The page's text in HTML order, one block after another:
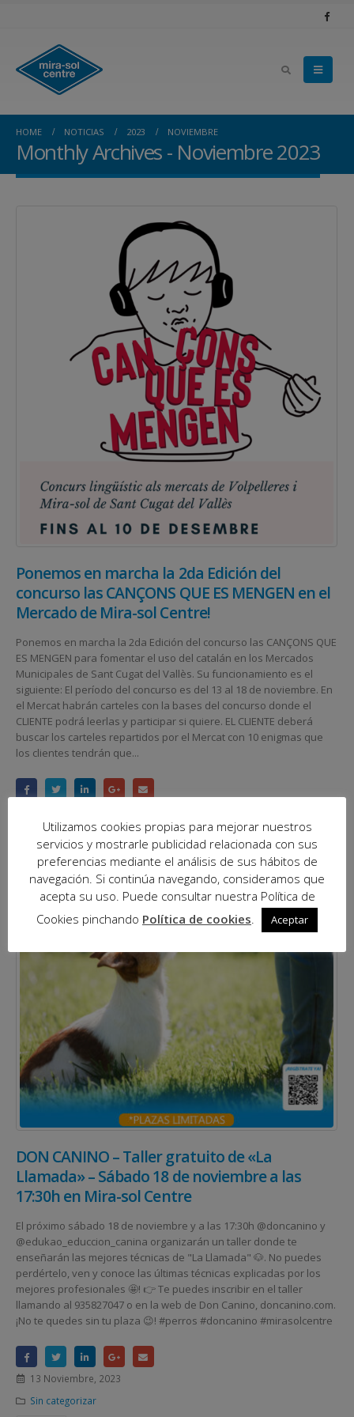
HOME NOTICIAS 2023 NOVIEMBRE
Monthly Archives - Noviembre 2023
Ponemos en marcha la 2da Edición del
concurso las CANÇONS QUE ES MENGEN en el
Mercado de Mira-sol Centre!
Ponemos en marcha la 2da Edición del concurso las CANÇONS QUE
ES MENGEN para fomentar el uso del catalán en los Mercados
Municipales de Sant Cugat del Vallès. Su funcionamiento es el
siguiente: El período del concurso es del 13 al 18 de noviembre. En
el Mercat habrán carteles con la bases del concurso donde el
CLIENTE podrá leerlas y participar si quiere. EL CLIENTE deberá
buscar los carteles repartidos por el Mercat con 10 enigmas que
los clientes tendrán que...
Sin categorizar
LEER MÁS...
DON CANINO – Taller gratuito de «La
Llamada» – Sábado 18 de noviembre a las
17:30h en Mira-sol Centre
El próximo sábado 18 de noviembre y a las 17:30h @doncanino y
@edukao_educcion_canina organizarán un taller donde te
enseñarán las mejores técnicas de "La Llamada" 🐶. No puedes
perdértelo, ven y conoce las últimas técnicas explicadas por los
mejores profesionales 🤩! 👉 Te puedes inscribir en el taller
llamando al 935827047 o en la web de Don Canino, doncanino.com.
¡No te quedes sin tu plaza 😉! #perros #doncanino #mirasolcentre
13 Noviembre, 2023
Sin categorizar
Utilizamos cookies propias para mejorar nuestros
servicios y mostrarle publicidad relacionada con sus
preferencias mediante el análisis de sus hábitos de
navegación. Si continúa navegando, consideramos que
acepta su uso. Puede consultar nuestra Política de
Cookies pinchando Política de cookies Aceptar